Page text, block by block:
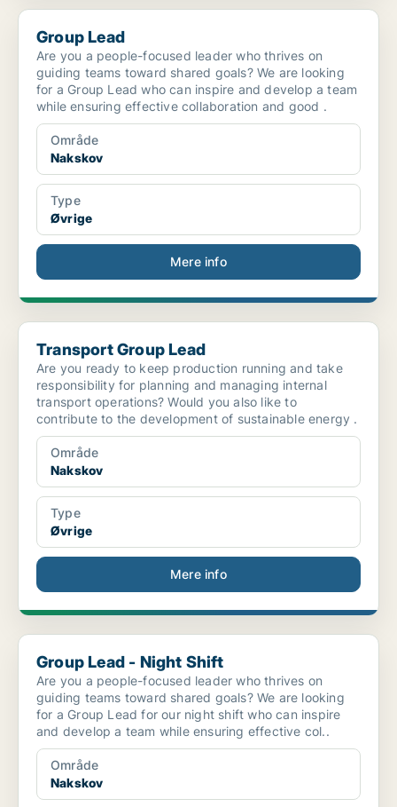
Group Lead
Group Lead
Are you a people-focused leader who thrives on
guiding teams toward shared goals? We are looking
for a Group Lead who can inspire and develop a team
while ensuring effective collaboration and good .
Område
Nakskov
Type
Øvrige
Mere info
Transport Group Lead
Transport Group Lead
Are you ready to keep production running and take
responsibility for planning and managing internal
transport operations? Would you also like to
contribute to the development of sustainable energy .
Område
Nakskov
Type
Øvrige
Mere info
Group Lead - Night Shift
Group Lead - Night Shift
Are you a people-focused leader who thrives on
guiding teams toward shared goals? We are looking
for a Group Lead for our night shift who can inspire
and develop a team while ensuring effective col..
Område
Nakskov